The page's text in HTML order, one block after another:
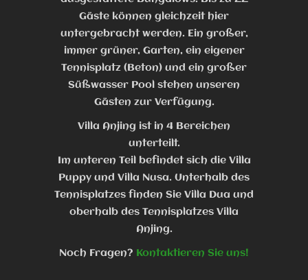
Gäste können gleichzeit hier
untergebracht werden. Ein großer,
immer grüner, Garten, ein eigener
Tennisplatz (Beton) und ein großer
Süßwasser Pool stehen unseren
Gästen zur Verfügung.
Villa Anjing ist in 4 Bereichen
unterteilt.
Im unteren Teil befindet sich die Villa
Puppy und Villa Nusa. Unterhalb des
Tennisplatzes finden Sie Villa Dua und
oberhalb des Tennisplatzes Villa
Anjing.
Noch Fragen? Kontaktieren Sie uns!